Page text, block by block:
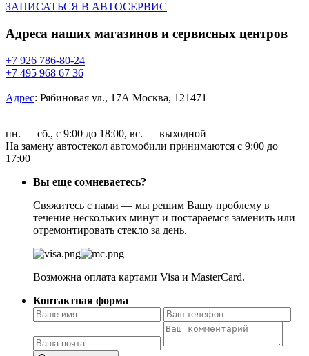
ЗАПИСАТЬСЯ В АВТОСЕРВИС
Адреса наших магазинов и сервисных центров
+7 926 786-80-24
+7 495 968 67 36
Адрес: Рябиновая ул., 17А Москва, 121471
пн. — сб., с 9:00 до 18:00, вс. — выходной
На замену автостекол автомобили принимаются с 9:00 до
17:00
Вы еще сомневаетесь?
Свяжитесь с нами — мы решим Вашу проблему в
течение нескольких минут и постараемся заменить или
отремонтировать стекло за день.
Возможна оплата картами Visa и MasterCard.
Контактная форма